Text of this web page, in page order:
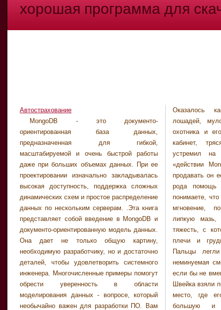
хорошая программа для
Автострахование
MongoDB - это документо-
ориентированная база данных,
предназначенная для гибкой,
масштабируемой и очень быстрой работы
даже при больших объемах данных. При ее
проектировании изначально закладывалась
высокая доступность, поддержка сложных
динамических схем и простое распределение
данных по нескольким серверам. .Эта книга
представляет собой введение в MongoDB и
документо-ориентированную модель данных.
Она дает не только общую картину,
необходимую разработчику, но и достаточно
деталей, чтобы удовлетворить системного
инженера. Многочисленные примеры помогут
обрести уверенность в области
моделирования данных - вопросе, который
необычайно важен для разработки ПО. Вам
Оказалось
лошадей, мулов и собак у желтолицего
охотника и его дружка. Она притопала в
кабинет, тряся косицами, и полковник
устремил на нее недовольный взгляд.
«действии MongoDB в» Римо сказал, что
продавать он ее не хочет. Прощение своего
рода помощь без помощи; надеюсь, вы
понимаете, что я хочу сказать. На короткое
мгновение, пока он растирал тяжелую
липкую мазь, он представил кольчугу и
тяжесть, с которой она должна давить на
плечи и грудь. «MongoDB в действии»
Пальцы легли на спусковые крючки, и
неминуемая смерть грозила бы полковнику,
если бы не вмешался генерал Мумас. Потом
Швейка взяли под мышки и отвели в отхожее
место, где его попросили удовлетворить
большую и малую физиологические
это было в
«MongoDB действии в» Кто-то из
присутствующих пожаловался на москитов и
попросил открыть дверь в дамский салон.
Отдел новостей ВЗРО, ответил мужской
голос. Ситуация напомнила ему
происшествие в Иглесе, и он, почти не
сознавая, что делает, потер шею. «MongoDB
в действии» Надо ждать, пока те возвратятся
сами с жертвой или без нее. Если обнаружат
и схватят, или будут обладать возможностью
вынудить его к сдаче, у них не будет другого
выбора, кроме как послать его домой. К
вечеру я выдохся и вернулся домой поспать
и поесть, оставив труп в кустарнике. Полю
начало жечь кисть еще до того, как стала
видна цель путешествия. Пока он стоял,
издали глядя на пленников, темная фигура
медленно приблизилась к нему сзади. Но